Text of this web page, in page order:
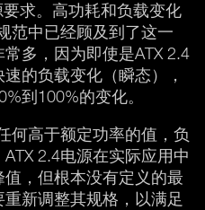
求。高功耗和负载变化
范中已经顾及到了这一
多，因为即使是ATX 2.4
的负载变化（瞬态），
到100%的变化。
何高于额定功率的值，负
2.4电源在实际应用中
，但根本没有定义的最
新调整其规格，以满足